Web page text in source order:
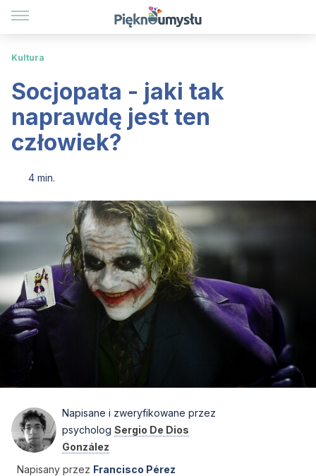
Kultura
Socjopata - jaki tak
naprawdę jest ten
człowiek?
4 min.
Napisane i zweryfikowane przez
psycholog Sergio De Dios
González
Napisany przez Francisco Pérez